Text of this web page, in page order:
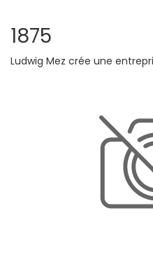
1875
Ludwig Mez crée une